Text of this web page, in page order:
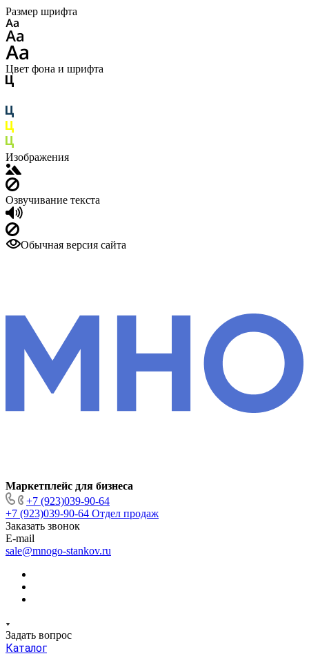
Размер шрифта
Цвет фона и шрифта
Изображения
Озвучивание текста
Обычная версия сайта
Маркетплейс для бизнеса
+7 (923)039-90-64
+7 (923)039-90-64 Отдел продаж
Заказать звонок
E-mail
sale@mnogo-stankov.ru
Задать вопрос
Каталог